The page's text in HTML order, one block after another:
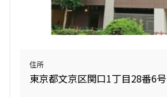
住所
東京都文京区関口1丁目28番6号